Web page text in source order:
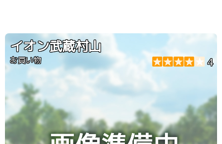
イオン武蔵村山
お買い物 4